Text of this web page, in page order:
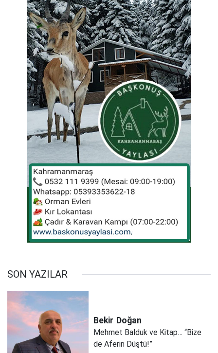
SON YAZILAR
Bekir Doğan
Mehmet Balduk ve Kitap… “Bize
de Aferin Düştü!”